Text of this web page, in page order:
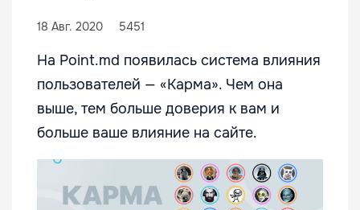
18 Авг. 2020 5451
На Point.md появилась система влияния
пользователей — «Карма». Чем она
выше, тем больше доверия к вам и
больше ваше влияние на сайте.